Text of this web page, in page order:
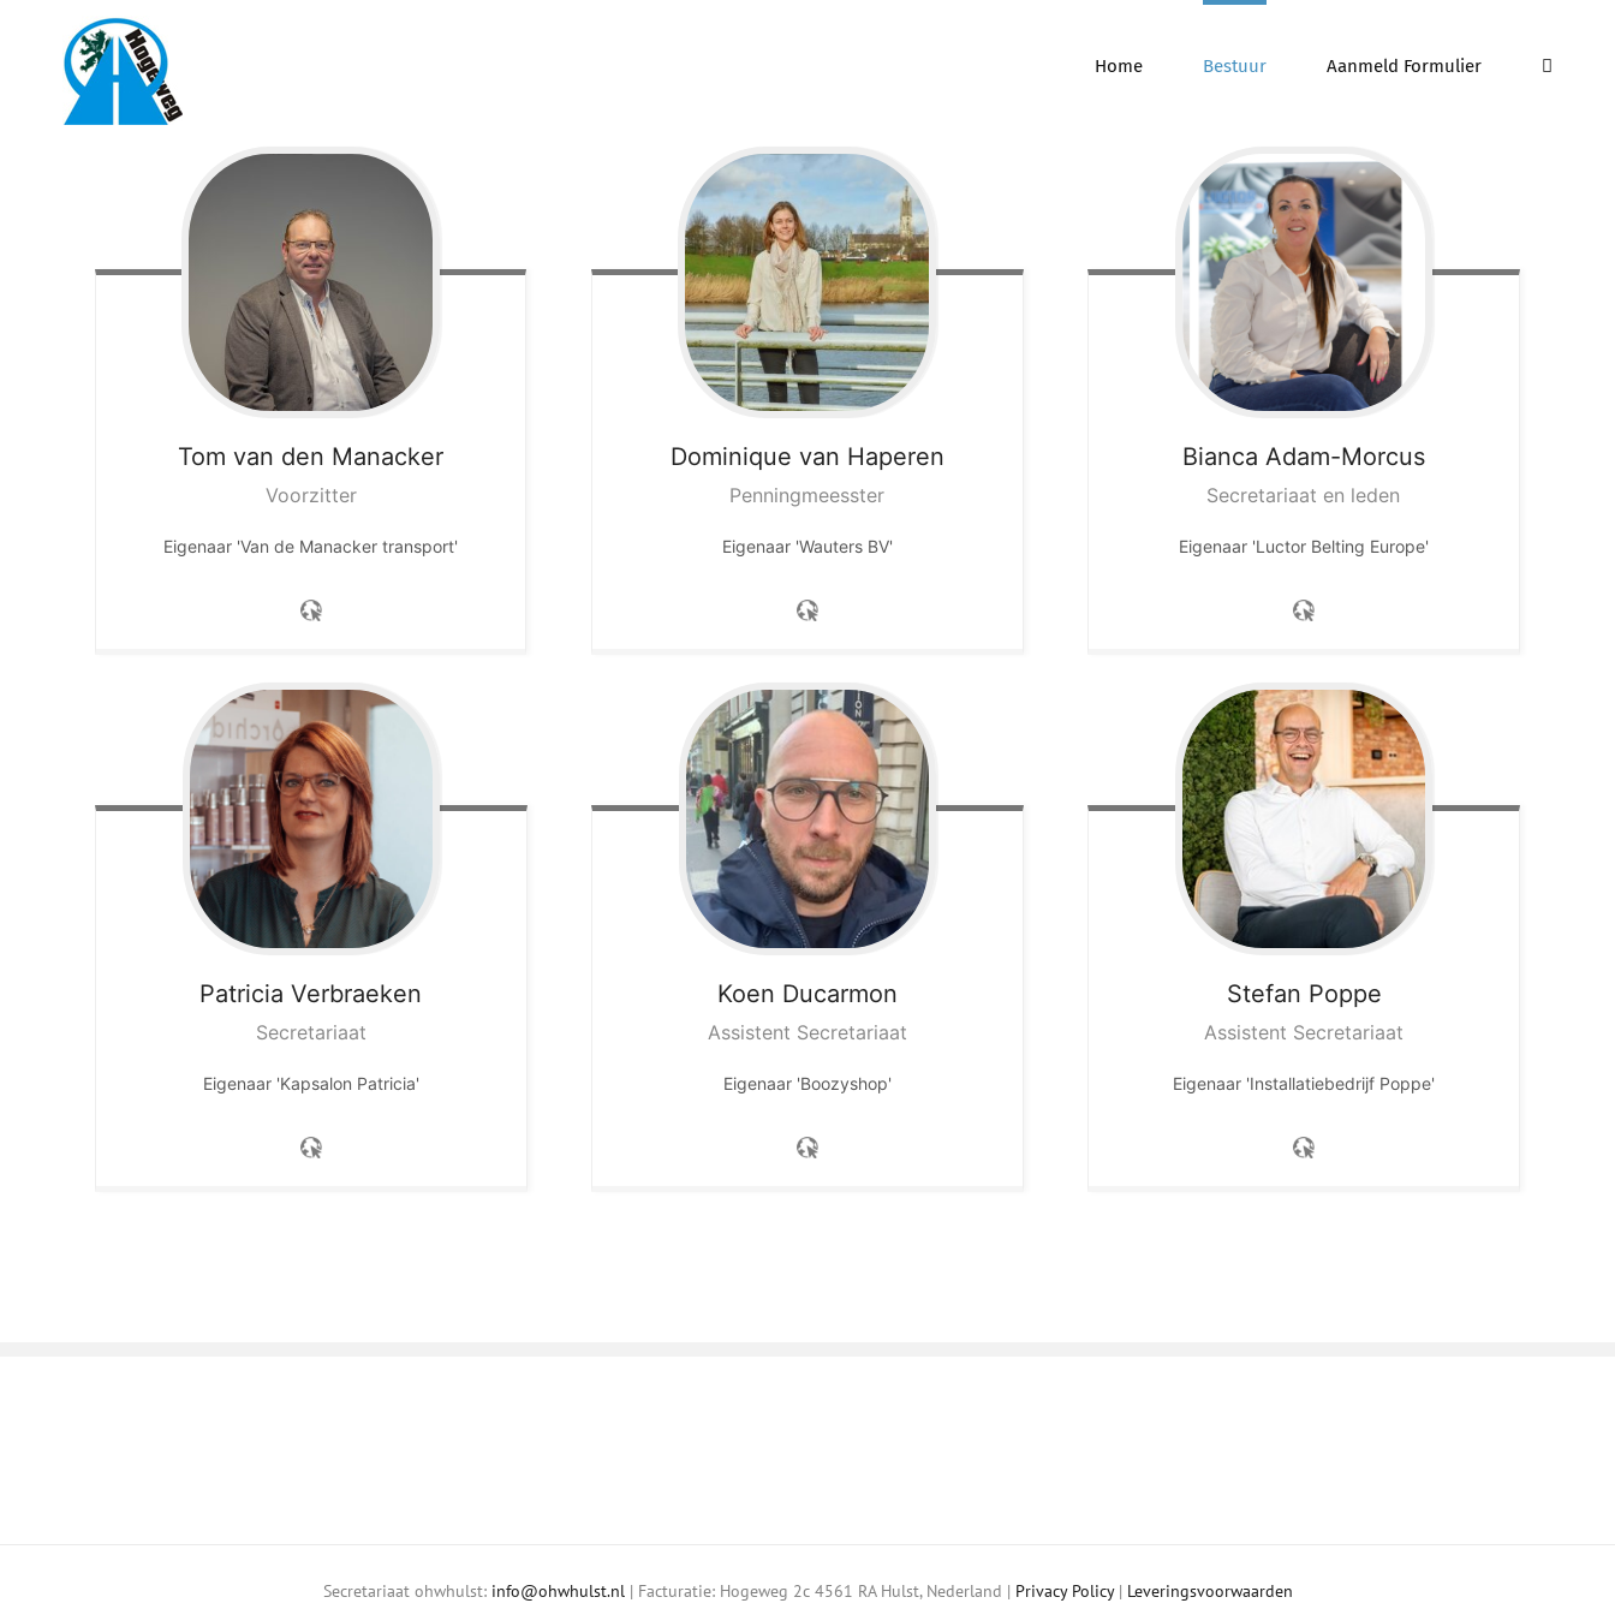
Home Bestuur Aanmeld Formulier
Tom van den Manacker
Voorzitter
Eigenaar 'Van de Manacker transport'
Dominique van Haperen
Penningmeesster
Eigenaar 'Wauters BV'
Bianca Adam-Morcus
Secretariaat en leden
Eigenaar 'Luctor Belting Europe'
Patricia Verbraeken
Secretariaat
Eigenaar 'Kapsalon Patricia'
Koen Ducarmon
Assistent Secretariaat
Eigenaar 'Boozyshop'
Stefan Poppe
Assistent Secretariaat
Eigenaar 'Installatiebedrijf Poppe'
Secretariaat ohwhulst: info@ohwhulst.nl | Facturatie: Hogeweg 2c 4561 RA Hulst, Nederland | Privacy Policy| Leveringsvoorwaarden